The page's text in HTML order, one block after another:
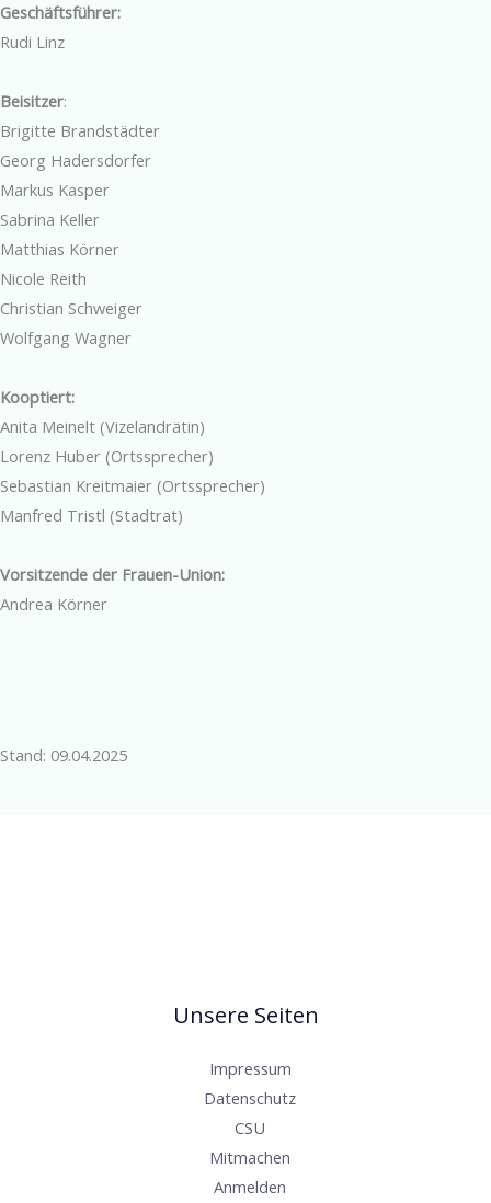
Geschäftsführer:
Rudi Linz
Beisitzer:
Brigitte Brandstädter
Georg Hadersdorfer
Markus Kasper
Sabrina Keller
Matthias Körner
Nicole Reith
Christian Schweiger
Wolfgang Wagner
Kooptiert:
Anita Meinelt (Vizelandrätin)
Lorenz Huber (Ortssprecher)
Sebastian Kreitmaier (Ortssprecher)
Manfred Tristl (Stadtrat)
Vorsitzende der Frauen-Union:
Andrea Körner
Stand: 09.04.2025
Unsere Seiten
Impressum
Datenschutz
CSU
Mitmachen
Anmelden